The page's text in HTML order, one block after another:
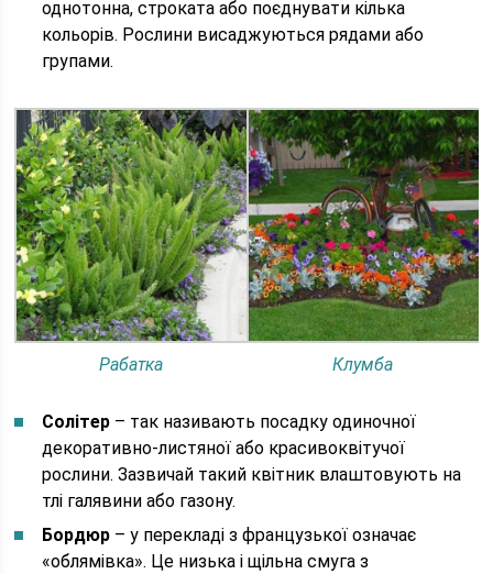
однотонна, строката або поєднувати кілька
кольорів. Рослини висаджуються рядами або
групами.
Рабатка Клумба
Солітер – так називають посадку одиночної
декоративно-листяної або красивоквітучої
рослини. Зазвичай такий квітник влаштовують на
тлі галявини або газону.
Бордюр – у перекладі з французької означає
«облямівка». Це низька і щільна смуга з